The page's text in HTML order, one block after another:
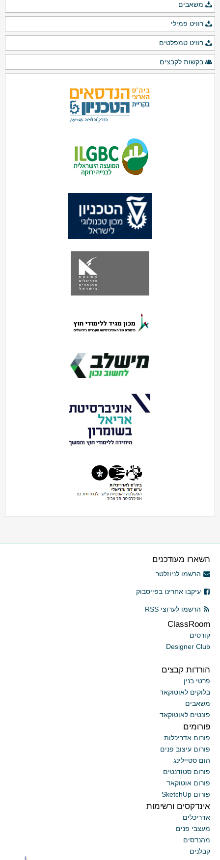
משאבים
רוויט פמילי
רוויט טמפלטים
בקשות לקבצים
השארו מעודכנים
הרשמו לניוזלטר
עיקבו אחרינו בפייסבוק
הרשמו לערוצי RSS
ClassRoom
קורסים
Designer Club
הורדות קבצים
פרטי בנין
בלוקים לאוטוקאד
משאבים
פונטים לאוטוקאד
פורומים
פורום אדריכלות
פורום עיצוב פנים
הום סטיילינג
פורום סטודנטים
פורום אוטוקאד
פורום SketchUp
אינדקסים ורשימות
אדריכלים
מעצבי פנים
מהנדסים
קבלנים